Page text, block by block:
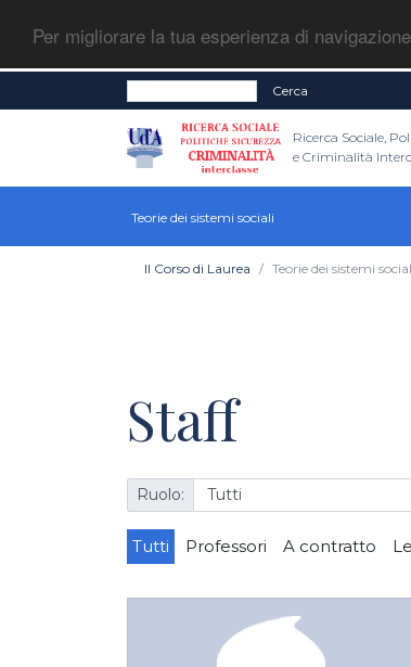
Per migliorare la tua esperienza di
Cerca
Ricerca Sociale,
e Criminalità
Teorie dei sistemi sociali
Il Corso di Laurea Teorie dei sistemi
Staff
Ruolo:
Tutti Professori A contratto